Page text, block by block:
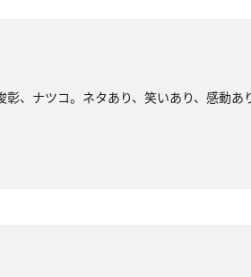
、ナツコ。ネタあり、笑いあり、感動